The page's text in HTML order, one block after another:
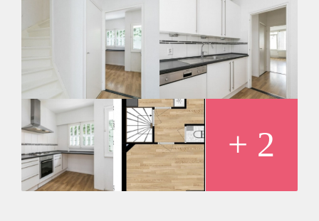
Huisdieren toegestaan: Afhankelijk van de Eigenaar
Huurtoeslag grens: Ja
Geschikt voor studenten: Afhankelijk van de Eigenaar
+ 2